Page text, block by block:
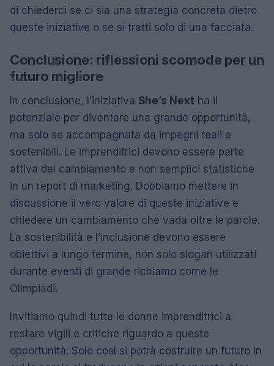
di chiederci se ci sia una strategia concreta dietro
queste iniziative o se si tratti solo di una facciata.
Conclusione: riflessioni scomode per un
futuro migliore
In conclusione, l’iniziativa She’s Next ha il
potenziale per diventare una grande opportunità,
ma solo se accompagnata da impegni reali e
sostenibili. Le imprenditrici devono essere parte
attiva del cambiamento e non semplici statistiche
in un report di marketing. Dobbiamo mettere in
discussione il vero valore di queste iniziative e
chiedere un cambiamento che vada oltre le parole.
La sostenibilità e l’inclusione devono essere
obiettivi a lungo termine, non solo slogan utilizzati
durante eventi di grande richiamo come le
Olimpiadi.
Invitiamo quindi tutte le donne imprenditrici a
restare vigili e critiche riguardo a queste
opportunità. Solo così si potrà costruire un futuro in